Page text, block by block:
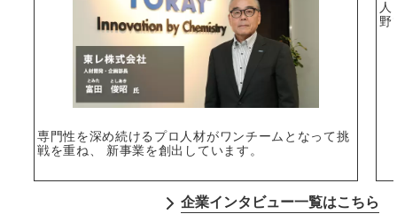
専門性を深め続けるプロ人材がワンチームとなって挑
戦を重ね、 新事業を創出しています。
人
野
企業インタビュー一覧はこちら